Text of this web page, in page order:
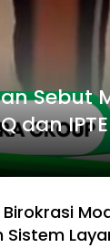
Sebut
dan
Sistem